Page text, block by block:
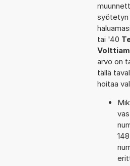
syötetyn
tai '40
arvo on
tällä
hoitaa